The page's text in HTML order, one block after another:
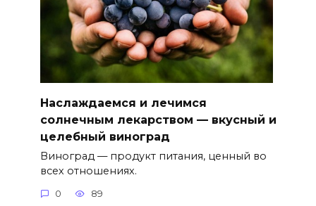
Наслаждаемся и лечимся
солнечным лекарством — вкусный и
целебный виноград
Виноград — продукт питания, ценный во
всех отношениях.
0 89